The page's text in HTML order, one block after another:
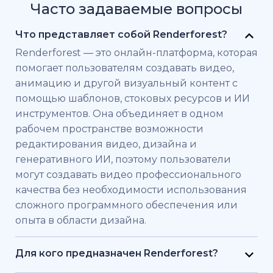
Часто задаваемые вопросы
Что представляет собой Renderforest?
Renderforest — это онлайн-платформа, которая
помогает пользователям создавать видео,
анимацию и другой визуальный контент с
помощью шаблонов, стоковых ресурсов и ИИ
инструментов. Она объединяет в одном
рабочем пространстве возможности
редактирования видео, дизайна и
генеративного ИИ, поэтому пользователи
могут создавать видео профессионального
качества без необходимости использования
сложного программного обеспечения или
опыта в области дизайна.
Для кого предназначен Renderforest?